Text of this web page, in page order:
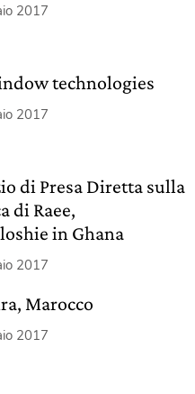
2017
technologies
2017
di Presa Diretta sulla
di Raee,
in Ghana
2017
Marocco
2017